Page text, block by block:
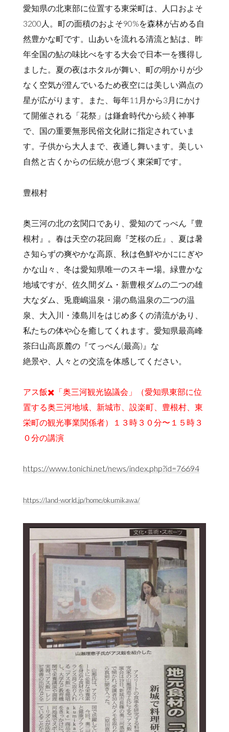
愛知県の北東部に位置する東栄町は、人口およそ
3200人。町の面積のおよそ90%を森林が占める自
然豊かな町です。山あいを流れる清流と鮎は、昨
年全国の鮎の味比べをする大会で日本一を獲得し
ました。夏の夜はホタルが舞い、町の明かりが少
なく空気が澄んでいるため夜空には美しい満点の
星が広がります。また、毎年11月から3月にかけ
て開催される「花祭」は鎌倉時代から続く神事
で、国の重要無形民俗文化財に指定されていま
す。子供から大人まで、夜通し舞います。美しい
自然と古くからの伝統が息づく東栄町です。
豊根村
奥三河の北の玄関口であり、愛知のてっぺん『豊
根村』。春は天空の花回廊『芝桜の丘』、夏は暑
さ知らずの爽やかな高原、秋は色鮮やかににぎや
かな山々、冬は愛知県唯一のスキー場。緑豊かな
地域ですが、佐久間ダム・新豊根ダムの二つの雄
大なダム、兎鹿嶋温泉・湯の島温泉の二つの温
泉、大入川・漆島川をはじめ多くの清流があり、
私たちの体や心を癒してくれます。愛知県最高峰
茶臼山高原麓の『てっぺん(最高)』な
絶景や、人々との交流を体感してください。
アス飯✖️「奥三河観光協議会」（愛知県東部に位
置する奥三河地域、新城市、設楽町、豊根村、東
栄町の観光事業関係者）１３時３０分〜１５時３
０分の講演
https://www.tonichi.net/news/index.php?id=76694
https://land-world.jp/home/okumikawa/